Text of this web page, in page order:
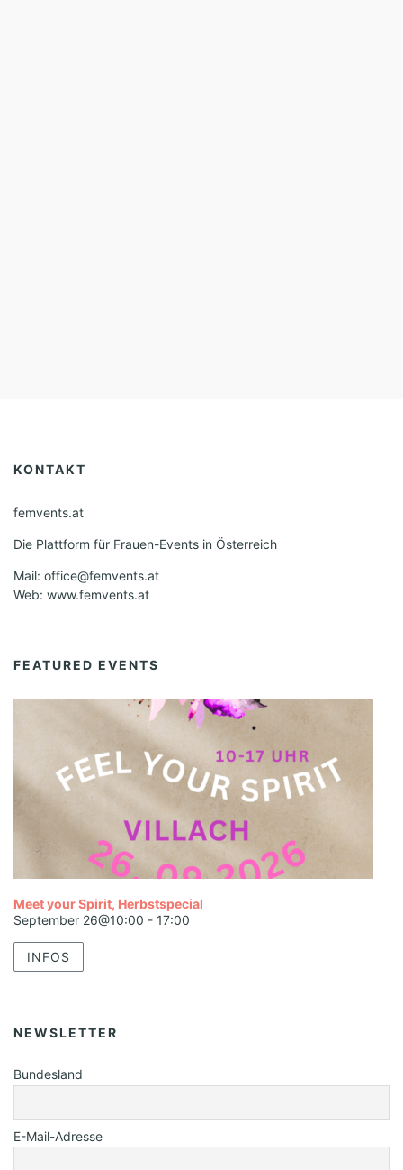
KONTAKT
femvents.at
Die Plattform für Frauen-Events in Österreich
Mail: office@femvents.at
Web: www.femvents.at
FEATURED EVENTS
Meet your Spirit, Herbstspecial
September 26@10:00 - 17:00
INFOS
NEWSLETTER
Bundesland
E-Mail-Adresse